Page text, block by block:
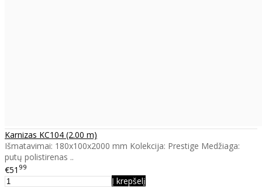
Karnizas KC104 (2.00 m)
Išmatavimai: 180x100x2000 mm Kolekcija: Prestige Medžiaga:
putų polistirenas ..
€51 99
Į krepšelį